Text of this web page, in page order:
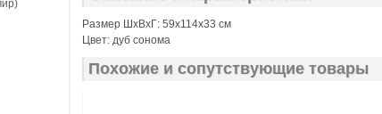
Размер ШхВхГ: 59х114х33 см
Цвет: дуб сонома
Похожие и сопутствующие товары